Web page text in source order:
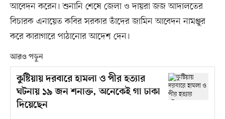
আবেদন করেন। শুনানি শেষে জেলা ও দায়রা জজ আদালতের
বিচারক এনায়েত কবির সরকার তাঁদের জামিন আবেদন নামঞ্জুর
করে কারাগারে পাঠানোর আদেশ দেন।
আরও পড়ুন
কুষ্টিয়ায় দরবারে হামলা ও পীর হত্যার
ঘটনায় ১৯ জন শনাক্ত, অনেকেই গা ঢাকা
দিয়েছেন